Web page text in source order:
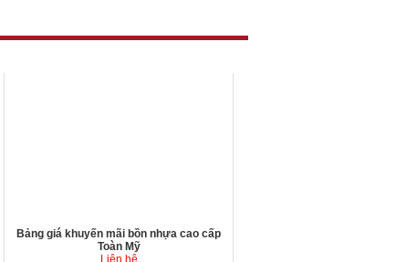
Bảng giá khuyến mãi bồn nhựa cao cấp
Toàn Mỹ
Liên hệ